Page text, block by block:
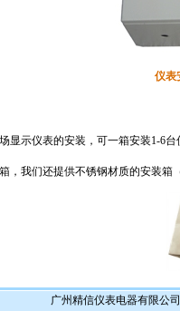
仪表
显示仪表的安装，可一箱安装1-6
，我们还提供不锈钢材质的安装
广州精信仪表电器有限公